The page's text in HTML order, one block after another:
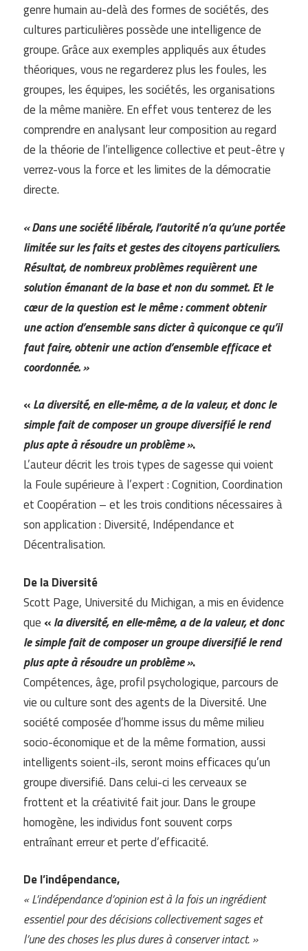
genre humain au-delà des formes de sociétés, des
cultures particulières possède une intelligence de
groupe. Grâce aux exemples appliqués aux études
théoriques, vous ne regarderez plus les foules, les
groupes, les équipes, les sociétés, les organisations
de la même manière. En effet vous tenterez de les
comprendre en analysant leur composition au regard
de la théorie de l’intelligence collective et peut-être y
verrez-vous la force et les limites de la démocratie
directe.
« Dans une société libérale, l’autorité n’a qu’une portée
limitée sur les faits et gestes des citoyens particuliers.
Résultat, de nombreux problèmes requièrent une
solution émanant de la base et non du sommet. Et le
cœur de la question est le même : comment obtenir
une action d’ensemble sans dicter à quiconque ce qu’il
faut faire, obtenir une action d’ensemble efficace et
coordonnée. »
«La diversité, en elle-même, a de la valeur, et donc le
simple fait de composer un groupe diversifié le rend
plus apte à résoudre un problème ».
L’auteur décrit les trois types de sagesse qui voient
la Foule supérieure à l’expert : Cognition, Coordination
et Coopération – et les trois conditions nécessaires à
son application : Diversité, Indépendance et
Décentralisation.
De la Diversité
Scott Page, Université du Michigan, a mis en évidence
que «la diversité, en elle-même, a de la valeur, et donc
le simple fait de composer un groupe diversifié le rend
plus apte à résoudre un problème ».
Compétences, âge, profil psychologique, parcours de
vie ou culture sont des agents de la Diversité. Une
société composée d’homme issus du même milieu
socio-économique et de la même formation, aussi
intelligents soient-ils, seront moins efficaces qu’un
groupe diversifié. Dans celui-ci les cerveaux se
frottent et la créativité fait jour. Dans le groupe
homogène, les individus font souvent corps
entraînant erreur et perte d’efficacité.
De l’indépendance,
« L’indépendance d’opinion est à la fois un ingrédient
essentiel pour des décisions collectivement sages et
l’une des choses les plus dures à conserver intact. »